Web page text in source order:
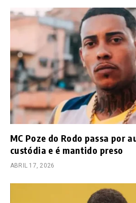
MC Poze do Rodo passa por
custódia e é mantido preso
ABRIL 17, 2026